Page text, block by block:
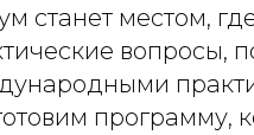
станет местом,
вопросы,
программу,